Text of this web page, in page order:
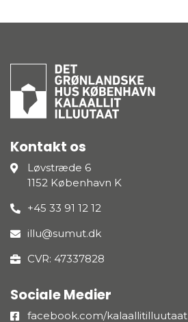
Kontakt os
Løvstræde 6
1152 København K
+45 33 91 12 12
illu@sumut.dk
CVR: 47337828
Sociale Medier
facebook.com/kalaallitilluutaat